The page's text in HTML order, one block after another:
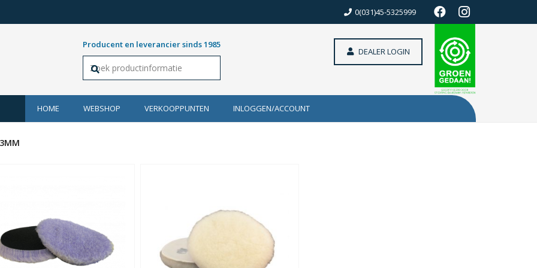
0(031)45-5325999
Producent en leverancier sinds 1985
DEALER LOGIN
HOME WEBSHOP VERKOOPPUNTEN INLOGGEN/ACCOUNT